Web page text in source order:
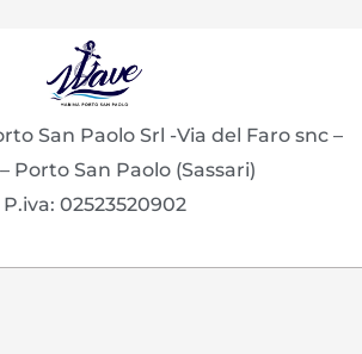
San Paolo Srl -Via del Faro snc –
Porto San Paolo (Sassari)
P.iva: 02523520902